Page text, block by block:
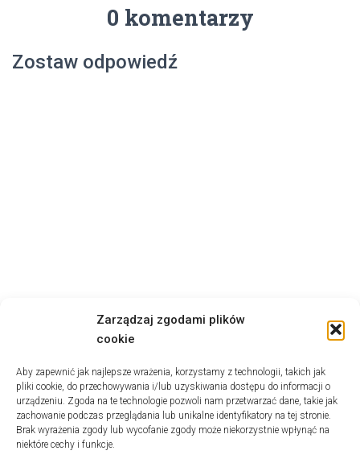
Zarządzaj zgodami plików
cookie
Aby zapewnić jak najlepsze wrażenia, korzystamy z technologii, takich jak
pliki cookie, do przechowywania i/lub uzyskiwania dostępu do informacji o
urządzeniu. Zgoda na te technologie pozwoli nam przetwarzać dane, takie jak
zachowanie podczas przeglądania lub unikalne identyfikatory na tej stronie.
Brak wyrażenia zgody lub wycofanie zgody może niekorzystnie wpłynąć na
niektóre cechy i funkcje.
0 komentarzy
Zostaw odpowiedź